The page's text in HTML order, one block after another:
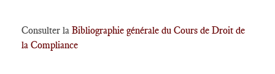
Consulter la Bibliographie générale du Cours de Droit de
la Compliance